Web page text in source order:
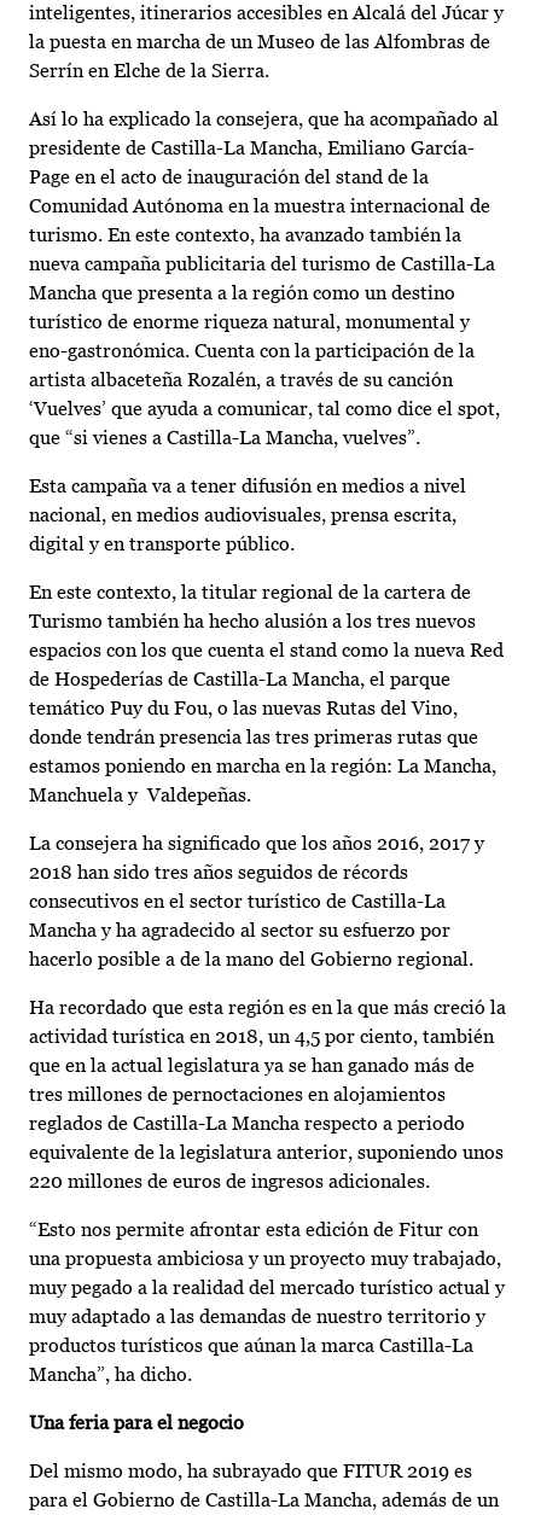
inteligentes, itinerarios accesibles en Alcalá del Júcar y
la puesta en marcha de un Museo de las Alfombras de
Serrín en Elche de la Sierra.
Así lo ha explicado la consejera, que ha acompañado al
presidente de Castilla-La Mancha, Emiliano García-
Page en el acto de inauguración del stand de la
Comunidad Autónoma en la muestra internacional de
turismo. En este contexto, ha avanzado también la
nueva campaña publicitaria del turismo de Castilla-La
Mancha que presenta a la región como un destino
turístico de enorme riqueza natural, monumental y
eno-gastronómica. Cuenta con la participación de la
artista albaceteña Rozalén, a través de su canción
‘Vuelves’ que ayuda a comunicar, tal como dice el spot,
que “si vienes a Castilla-La Mancha, vuelves”.
Esta campaña va a tener difusión en medios a nivel
nacional, en medios audiovisuales, prensa escrita,
digital y en transporte público.
En este contexto, la titular regional de la cartera de
Turismo también ha hecho alusión a los tres nuevos
espacios con los que cuenta el stand como la nueva Red
de Hospederías de Castilla-La Mancha, el parque
temático Puy du Fou, o las nuevas Rutas del Vino,
donde tendrán presencia las tres primeras rutas que
estamos poniendo en marcha en la región: La Mancha,
Manchuela y Valdepeñas.
La consejera ha significado que los años 2016, 2017 y
2018 han sido tres años seguidos de récords
consecutivos en el sector turístico de Castilla-La
Mancha y ha agradecido al sector su esfuerzo por
hacerlo posible a de la mano del Gobierno regional.
Ha recordado que esta región es en la que más creció la
actividad turística en 2018, un 4,5 por ciento, también
que en la actual legislatura ya se han ganado más de
tres millones de pernoctaciones en alojamientos
reglados de Castilla-La Mancha respecto a periodo
equivalente de la legislatura anterior, suponiendo unos
220 millones de euros de ingresos adicionales.
“Esto nos permite afrontar esta edición de Fitur con
una propuesta ambiciosa y un proyecto muy trabajado,
muy pegado a la realidad del mercado turístico actual y
muy adaptado a las demandas de nuestro territorio y
productos turísticos que aúnan la marca Castilla-La
Mancha”, ha dicho.
Una feria para el negocio
Del mismo modo, ha subrayado que FITUR 2019 es
para el Gobierno de Castilla-La Mancha, además de un